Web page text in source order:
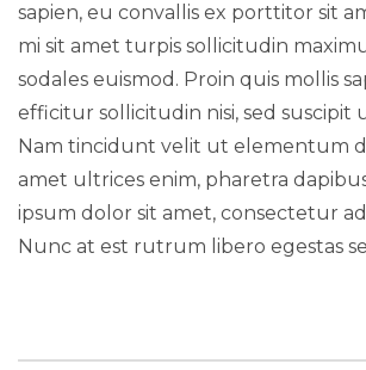
sapien, eu convallis ex porttitor sit
mi sit amet turpis sollicitudin
sodales euismod. Proin quis mollis
efficitur sollicitudin nisi, sed suscipit
Nam tincidunt velit ut elementum
amet ultrices enim, pharetra
ipsum dolor sit amet, consectetur
Nunc at est rutrum libero egestas